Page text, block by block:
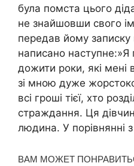
була помста цього
не знайшовши свого
передав йому записку
написано наступне:»Я
дожити роки, які мені
зі мною дуже
всі гроші тієї, хто
страждання. Ця
людина. У порівнянні